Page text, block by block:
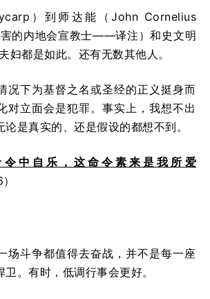
）到师达能（John Cornelius
的内地会宣教士——译注）和史文明
妇都是如此。还有无数其他人。
况下为基督之名或圣经的正义挺身而
对立面会是犯罪。事实上，我想不出
是真实的、还是假设的都想不到。
中自乐，这命令素来是我所爱
场斗争都值得去奋战，并不是每一座
。有时，低调行事会更好。